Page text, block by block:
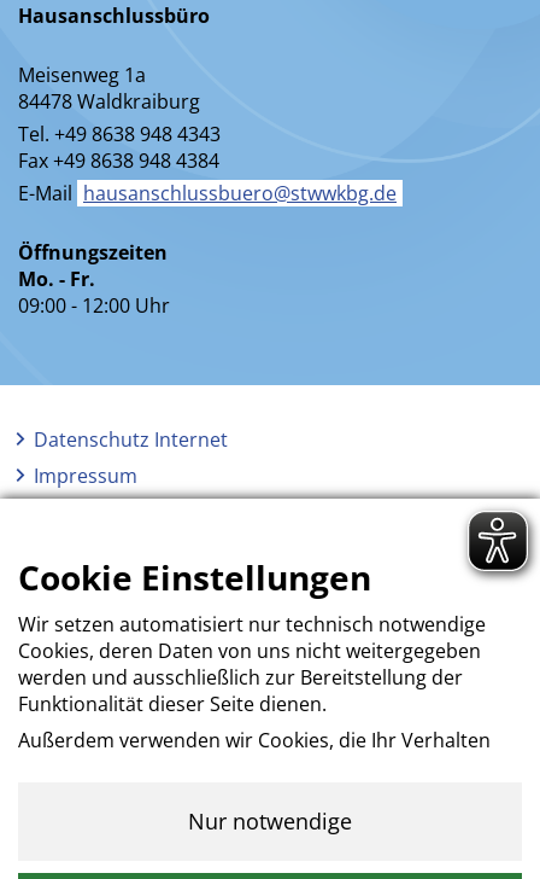
Hausanschlussbüro
Meisenweg 1a
84478 Waldkraiburg
Tel. +49 8638 948 4343
Fax +49 8638 948 4384
E-Mail hausanschlussbuero@stwwkbg.de
Öffnungszeiten
Mo. - Fr.
09:00 - 12:00 Uhr
Datenschutz Internet
Impressum
Cookie Einstellungen
Wir setzen automatisiert nur technisch notwendige
Cookies, deren Daten von uns nicht weitergegeben
werden und ausschließlich zur Bereitstellung der
Funktionalität dieser Seite dienen.
Außerdem verwenden wir Cookies, die Ihr Verhalten
lernen. Wir erheben dabei nur pseudonyme Daten,
Nur notwendige